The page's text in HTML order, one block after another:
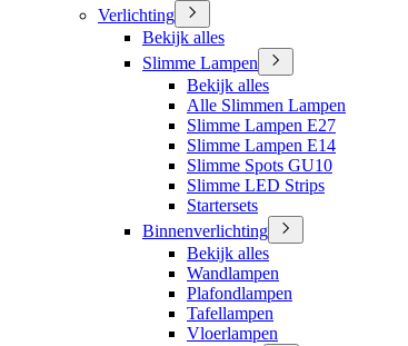
Verlichting
Bekijk alles
Slimme Lampen
Bekijk alles
Alle Slimmen Lampen
Slimme Lampen E27
Slimme Lampen E14
Slimme Spots GU10
Slimme LED Strips
Startersets
Binnenverlichting
Bekijk alles
Wandlampen
Plafondlampen
Tafellampen
Vloerlampen